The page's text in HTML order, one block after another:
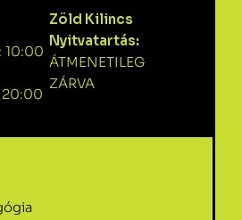
10:00
20:00
Zöld Kilincs
Nyitvatartás:
ÁTMENETILEG
ZÁRVA